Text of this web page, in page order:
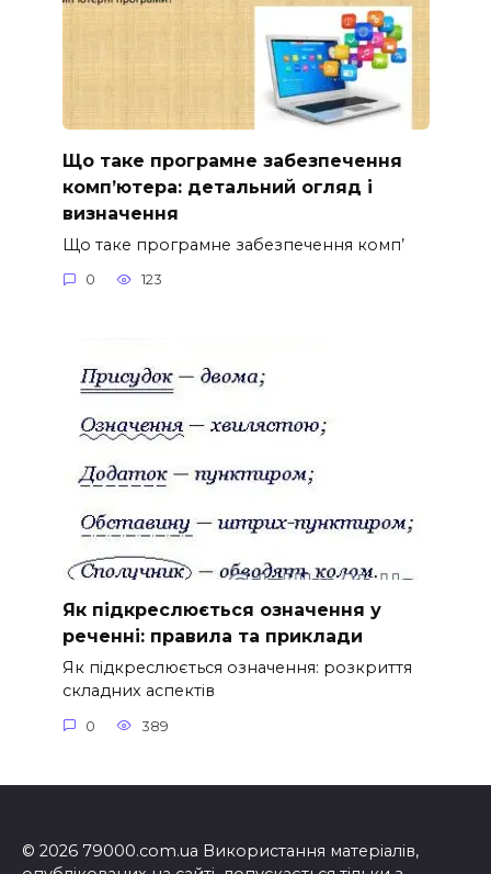
Що таке програмне забезпечення
комп’ютера: детальний огляд і
визначення
Що таке програмне забезпечення комп’
0 123
Як підкреслюється означення у
реченні: правила та приклади
Як підкреслюється означення: розкриття
складних аспектів
0 389
© 2026 79000.com.ua Використання матеріалів,